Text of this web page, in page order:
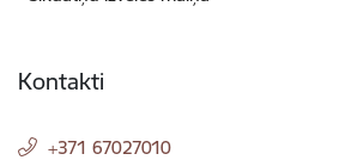
Kontakti
+371 67027010